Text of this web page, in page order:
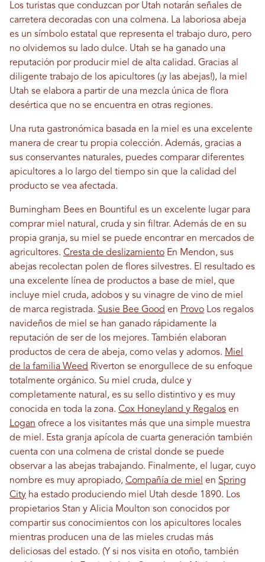
Los turistas que conduzcan por Utah notarán señales de
carretera decoradas con una colmena. La laboriosa abeja
es un símbolo estatal que representa el trabajo duro, pero
no olvidemos su lado dulce. Utah se ha ganado una
reputación por producir miel de alta calidad. Gracias al
diligente trabajo de los apicultores (¡y las abejas!), la miel
Utah se elabora a partir de una mezcla única de flora
desértica que no se encuentra en otras regiones.
Una ruta gastronómica basada en la miel es una excelente
manera de crear tu propia colección. Además, gracias a
sus conservantes naturales, puedes comparar diferentes
apicultores a lo largo del tiempo sin que la calidad del
producto se vea afectada.
Burningham Bees en Bountiful es un excelente lugar para
comprar miel natural, cruda y sin filtrar. Además de en su
propia granja, su miel se puede encontrar en mercados de
agricultores. Cresta de deslizamiento En Mendon, sus
abejas recolectan polen de flores silvestres. El resultado es
una excelente línea de productos a base de miel, que
incluye miel cruda, adobos y su vinagre de vino de miel
de marca registrada. Susie Bee Good en Provo Los regalos
navideños de miel se han ganado rápidamente la
reputación de ser de los mejores. También elaboran
productos de cera de abeja, como velas y adornos. Miel
de la familia Weed Riverton se enorgullece de su enfoque
totalmente orgánico. Su miel cruda, dulce y
completamente natural, es su sello distintivo y es muy
conocida en toda la zona. Cox Honeyland y Regalos en
Logan ofrece a los visitantes más que una simple muestra
de miel. Esta granja apícola de cuarta generación también
cuenta con una colmena de cristal donde se puede
observar a las abejas trabajando. Finalmente, el lugar, cuyo
nombre es muy apropiado, Compañía de miel en Spring
City ha estado produciendo miel Utah desde 1890. Los
propietarios Stan y Alicia Moulton son conocidos por
compartir sus conocimientos con los apicultores locales
mientras producen una de las mieles crudas más
deliciosas del estado. (Y si nos visita en otoño, también